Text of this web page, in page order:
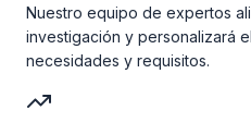
Nuestro equipo de expertos
investigación y personalizará
necesidades y requisitos.